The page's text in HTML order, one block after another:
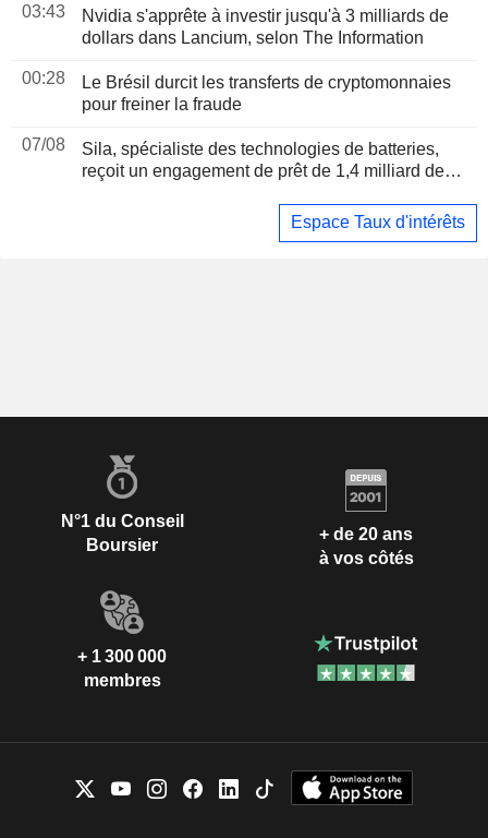
03:43
Nvidia s'apprête à investir jusqu'à 3 milliards de
dollars dans Lancium, selon The Information
00:28
Le Brésil durcit les transferts de cryptomonnaies
pour freiner la fraude
07/08
Sila, spécialiste des technologies de batteries,
reçoit un engagement de prêt de 1,4 milliard de
Espace Taux d'intérêts
N°1 du Conseil
Boursier
+ de 20 ans
à vos côtés
+ 1 300 000
membres